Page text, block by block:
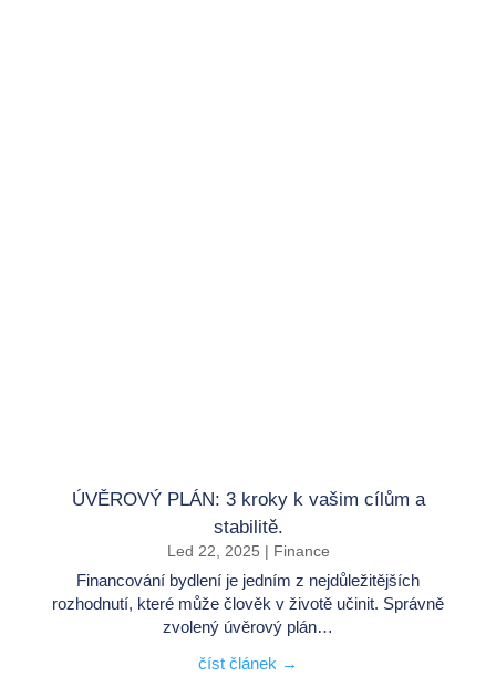
ÚVĚROVÝ PLÁN: 3 kroky k vašim cílům a
stabilitě.
Led 22, 2025 | Finance
Financování bydlení je jedním z nejdůležitějších
rozhodnutí, které může člověk v životě učinit. Správně
zvolený úvěrový plán…
číst článek →